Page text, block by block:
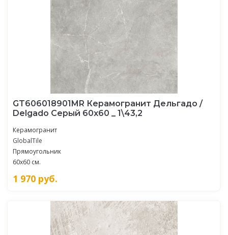
GT606018901MR Керамогранит Дельгадо /
Delgado Серый 60x60 _ 1\43,2
Керамогранит
GlobalTile
Прямоугольник
60x60 см.
1 970 руб.